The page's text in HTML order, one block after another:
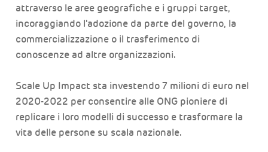
attraverso le aree geografiche e i gruppi target,
incoraggiando l'adozione da parte del governo, la
commercializzazione o il trasferimento di
conoscenze ad altre organizzazioni.
Scale Up Impact sta investendo 7 milioni di euro nel
2020-2022 per consentire alle ONG pioniere di
replicare i loro modelli di successo e trasformare la
vita delle persone su scala nazionale.